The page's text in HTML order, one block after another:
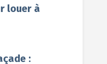
louer à
: